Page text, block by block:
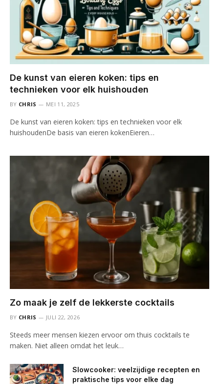
De kunst van eieren koken: tips en
technieken voor elk huishouden
BY CHRIS MEI 11, 2025
De kunst van eieren koken: tips en technieken voor elk
huishoudenDe basis van eieren kokenEieren…
Zo maak je zelf de lekkerste cocktails
BY CHRIS JULI 22, 2026
Steeds meer mensen kiezen ervoor om thuis cocktails te
maken. Niet alleen omdat het leuk…
Slowcooker: veelzijdige recepten en
praktische tips voor elke dag